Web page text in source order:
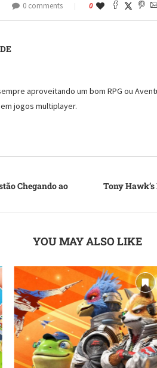
0 comments 0
aproveitando um bom RPG ou
jogos multiplayer.
Chegando ao
Tony
YOU MAY ALSO LIKE